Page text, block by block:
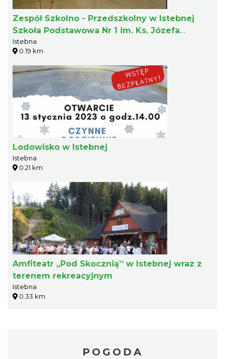
Zespół Szkolno - Przedszkolny w Istebnej
Szkoła Podstawowa Nr 1 im. Ks. Józefa
Londzina
Istebna
0.19 km
Lodowisko w Istebnej
Istebna
0.21 km
Amfiteatr „Pod Skocznią’’ w Istebnej wraz z
terenem rekreacyjnym
Istebna
0.33 km
POGODA